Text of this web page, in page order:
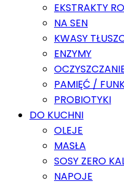
EKSTRAKTY
NA SEN
KWASY
ENZYMY
PAMIĘĆ /
PROBIOTYKI
DO KUCHNI
OLEJE
MASŁA
SOSY ZERO
NAPOJE